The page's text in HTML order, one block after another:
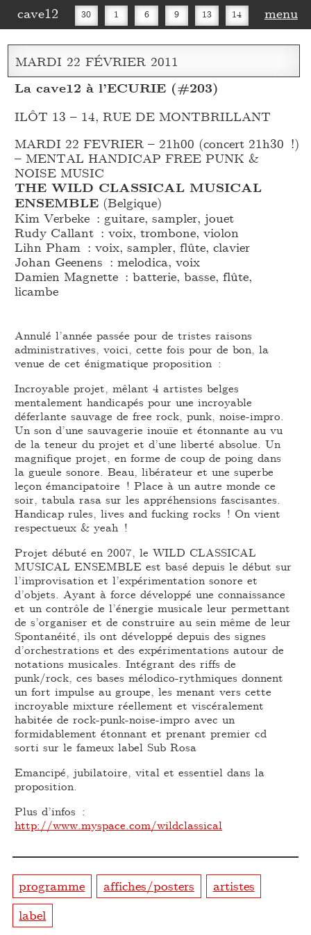
cave12 30 1 6 9 13 14
16 20 27 30
menu
MARDI 22 FÉVRIER 2011
La cave12 à l’ECURIE (#203)
ILÔT 13 – 14, RUE DE MONTBRILLANT
MARDI 22 FEVRIER – 21h00 (concert 21h30 !)
– MENTAL HANDICAP FREE PUNK &
NOISE MUSIC
THE WILD CLASSICAL MUSICAL
ENSEMBLE (Belgique)
Kim Verbeke : guitare, sampler, jouet
Rudy Callant : voix, trombone, violon
Lihn Pham : voix, sampler, flûte, clavier
Johan Geenens : melodica, voix
Damien Magnette : batterie, basse, flûte,
licambe
Annulé l’année passée pour de tristes raisons
administratives, voici, cette fois pour de bon, la
venue de cet énigmatique proposition :
Incroyable projet, mêlant 4 artistes belges
mentalement handicapés pour une incroyable
déferlante sauvage de free rock, punk, noise-impro.
Un son d’une sauvagerie inouïe et étonnante au vu
de la teneur du projet et d’une liberté absolue. Un
magnifique projet, en forme de coup de poing dans
la gueule sonore. Beau, libérateur et une superbe
leçon émancipatoire ! Place à un autre monde ce
soir, tabula rasa sur les appréhensions fascisantes.
Handicap rules, lives and fucking rocks ! On vient
respectueux & yeah !
Projet débuté en 2007, le WILD CLASSICAL
MUSICAL ENSEMBLE est basé depuis le début sur
l’improvisation et l’expérimentation sonore et
d’objets. Ayant à force développé une connaissance
et un contrôle de l’énergie musicale leur permettant
de s’organiser et de construire au sein même de leur
Spontanéité, ils ont développé depuis des signes
d’orchestrations et des expérimentations autour de
notations musicales. Intégrant des riffs de
punk/rock, ces bases mélodico-rythmiques donnent
un fort impulse au groupe, les menant vers cette
incroyable mixture réellement et viscéralement
habitée de rock-punk-noise-impro avec un
formidablement étonnant et prenant premier cd
sorti sur le fameux label Sub Rosa
Emancipé, jubilatoire, vital et essentiel dans la
proposition.
Plus d’infos :
http://www.myspace.com/wildclassical
programme affiches/posters
artistes
label